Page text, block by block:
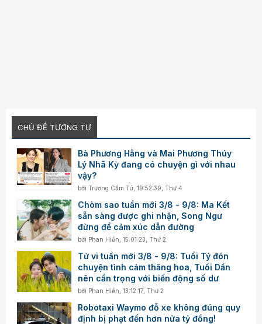
CHỦ ĐỀ TƯƠNG TỰ
Bà Phương Hằng và Mai Phương Thúy
Lý Nhã Kỳ đang có chuyện gì với nhau
vậy?
bởiTrương Cẩm Tú ,19:52:39, Thứ 4
Chòm sao tuần mới 3/8 - 9/8: Ma Kết
sẵn sàng được ghi nhận, Song Ngư
đừng để cảm xúc dẫn đường
bởi Phan Hiền ,15:01:23, Thứ 2
Tử vi tuần mới 3/8 - 9/8: Tuổi Tý đón
chuyện tình cảm thăng hoa, Tuổi Dần
nên cẩn trọng với biến động số dư
bởi Phan Hiền ,13:12:17, Thứ 2
Robotaxi Waymo đỗ xe không đúng quy
định bị phạt đến hơn nửa tỷ đồng!